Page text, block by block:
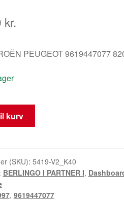
kr.
PEUGEOT 9619447077
kurv
(SKU): 5419-V2_K40
BERLINGO I PARTNER I,
, 9619447077